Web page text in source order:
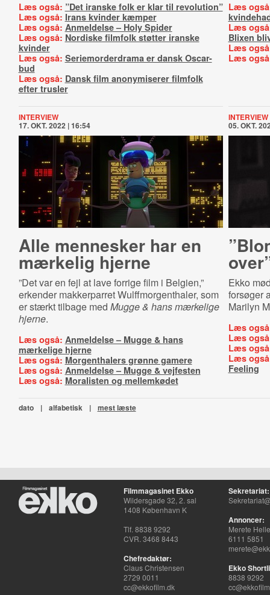
Læs også: ”Det iranske folk er klar til revolution”
Læs også: Irans kvinder kæmper
Læs også: Anmeldelse – Holy Spider
Læs også: Nordiske filmfolk støtter iranske
kvinder
Læs også: Seriemorderdrama er dansk Oscar-
bud
Læs også: Dansk film anonymiserer filmfolk
efter trusler
Læs
Læs
Blixen
Læs
Læs
INTERVIEW
17. OKT. 2022 | 16:54
Alle mennesker har en
mærkelig hjerne
”Det var en fejl at lave forrige film i Belgien,”
erkender makkerparret Wulffmorgenthaler, som
er stærkt tilbage med Mugge & hans mærkelige
hjerne.
Læs også: Anmeldelse – Mugge & hans
mærkelige hjerne
Læs også: Morgenthalers grønne gamere
Læs også: Anmeldelse – Mugge & vejfesten
Læs også: Moralisten og mellemkødet
INTERVIEW
05. OKT.
Ekko
forsøger
Marilyn
Læs
Læs
Læs
Læs
Feeling
dato | alfabetisk | mest læste
Filmmagasinet Ekko
Wildersgade 32, 2. sal
1408 København K
Tlf. 8838 9292
CVR. 3468 8443
Chefredaktør:
Claus Christensen
2729 0011
cc@ekkofilm.dk
Sekretariat:
Annoncer:
Merete
6111 5851
Ekko
8838 9292